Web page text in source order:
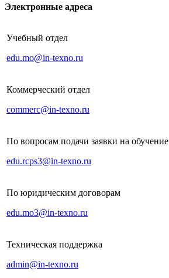
Электронные адреса
Учебный отдел
edu.mo@in-texno.ru
Коммерческий отдел
commerc@in-texno.ru
По вопросам подачи заявки на обучение
edu.rcps3@in-texno.ru
По юридическим договорам
edu.mo3@in-texno.ru
Техническая поддержка
admin@in-texno.ru